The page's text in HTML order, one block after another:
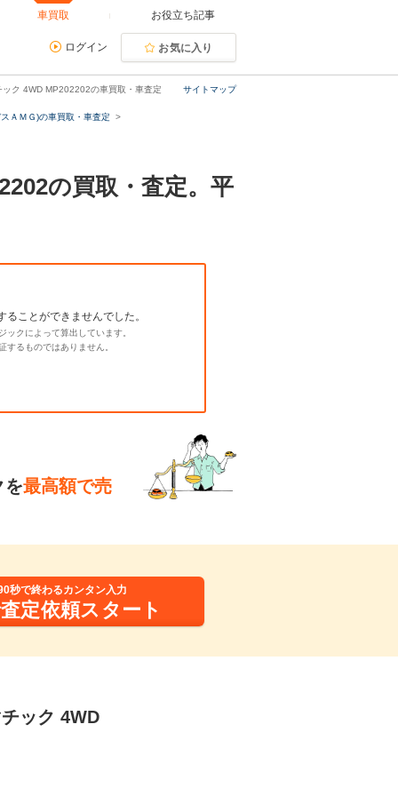
車買取 お役立ち記事
ログイン お気に入り
サイトマップ
ク 4WD MP202202の車買取・車査定
ＡＭＧ)の車買取・車査定
の買取・査定。平
ことができませんでした。
クによって算出しています。
るものではありません。
を最高額で売
秒で終わるカンタン入力
定依頼スタート
ック 4WD